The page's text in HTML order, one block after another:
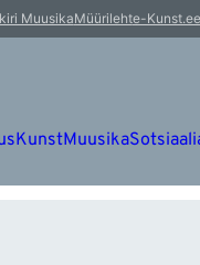
MuusikaMüürilehte-Kunst.ee
KunstMuusika